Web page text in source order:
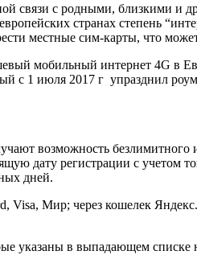
связи с родными, близкими и
странах степень
местные сим-карты, что
мобильный интернет 4G в
с 1 июля 2017 г упразднил
возможность
дату регистрации с учетом
дней.
Мир; через кошелек
указаны в выпадающем